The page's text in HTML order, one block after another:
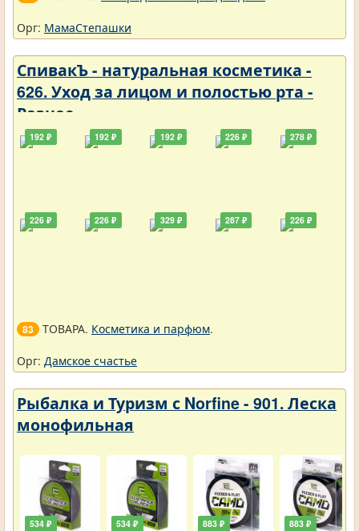
Орг: МамаСтепашки
СпивакЪ - натуральная косметика -
626. Уход за лицом и полостью рта -
Разное
192 ₽
226 ₽
192 ₽
226 ₽
192 ₽
329 ₽
226 ₽
287 ₽
278 ₽
226 ₽
83 ТОВАРА. Косметика и парфюм.
Орг: Дамское счастье
Рыбалка и Туризм с Norfine - 901. Леска
монофильная
534 ₽ 534 ₽ 883 ₽ 883 ₽